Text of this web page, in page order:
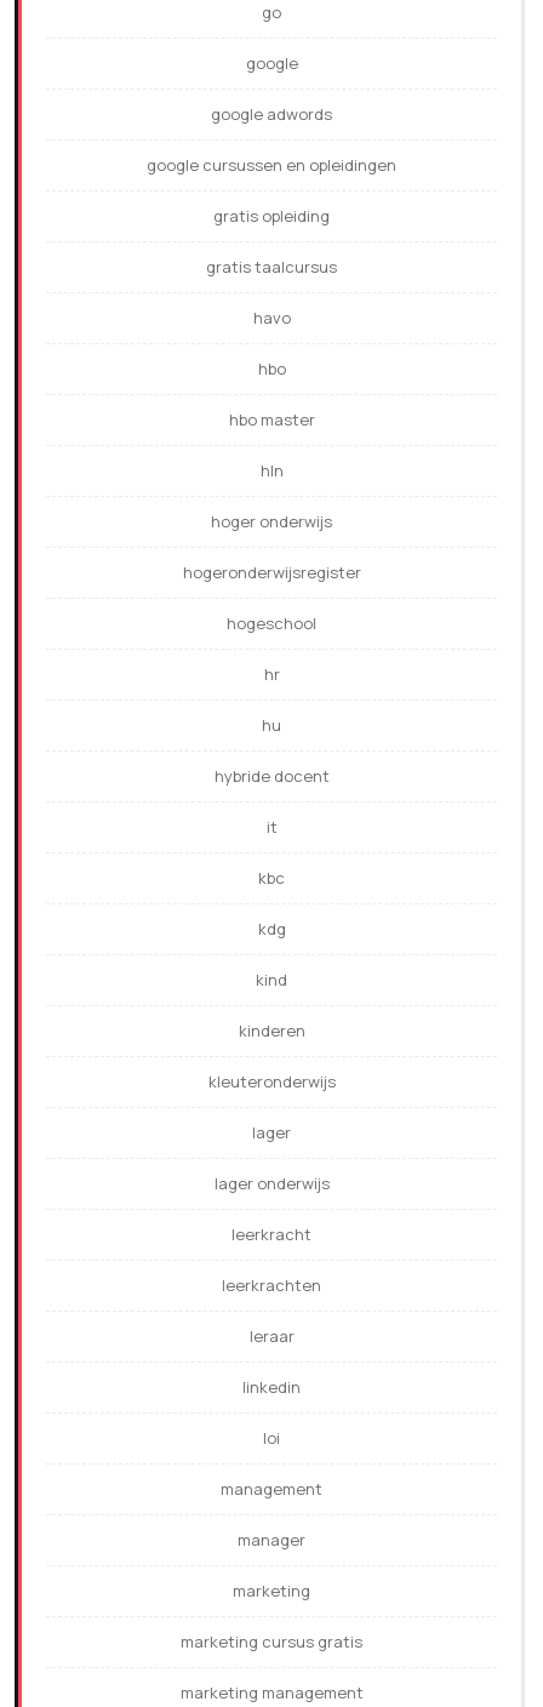
go
google
google adwords
google cursussen en opleidingen
gratis opleiding
gratis taalcursus
havo
hbo
hbo master
hln
hoger onderwijs
hogeronderwijsregister
hogeschool
hr
hu
hybride docent
it
kbc
kdg
kind
kinderen
kleuteronderwijs
lager
lager onderwijs
leerkracht
leerkrachten
leraar
linkedin
loi
management
manager
marketing
marketing cursus gratis
marketing management